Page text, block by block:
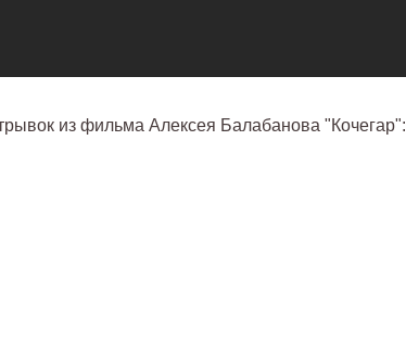
из фильма Алексея Балабанова "Кочегар":